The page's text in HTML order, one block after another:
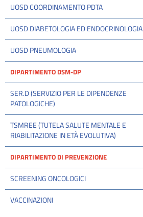
UOSD COORDINAMENTO PDTA
UOSD DIABETOLOGIA ED ENDOCRINOLOGIA
UOSD PNEUMOLOGIA
DIPARTIMENTO DSM-DP
SER.D (SERVIZIO PER LE DIPENDENZE
PATOLOGICHE)
TSMREE (TUTELA SALUTE MENTALE E
RIABILITAZIONE IN ETÀ EVOLUTIVA)
DIPARTIMENTO DI PREVENZIONE
SCREENING ONCOLOGICI
VACCINAZIONI